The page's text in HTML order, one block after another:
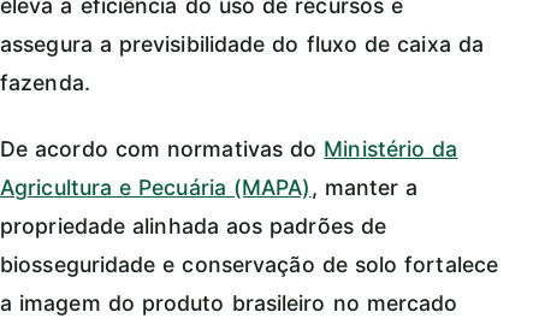
eleva a eficiência do uso de recursos e
assegura a previsibilidade do fluxo de caixa da
fazenda.
De acordo com normativas do Ministério da
Agricultura e Pecuária (MAPA), manter a
propriedade alinhada aos padrões de
biosseguridade e conservação de solo fortalece
a imagem do produto brasileiro no mercado